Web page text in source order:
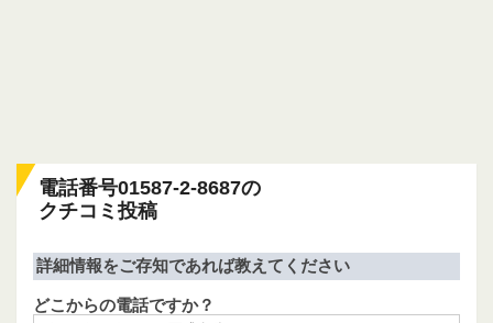
電話番号01587-2-8687の
クチコミ投稿
詳細情報をご存知であれば教えてください
どこからの電話ですか？